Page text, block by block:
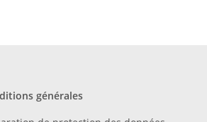
générales